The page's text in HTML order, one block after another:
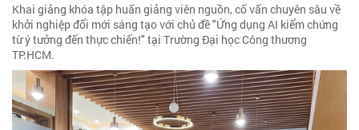
Khai giảng khóa tập huấn giảng viên nguồn, cố vấn chuyên sâu về
khởi nghiệp đổi mới sáng tạo với chủ đề "Ứng dụng AI kiểm chứng
từ ý tưởng đến thực chiến!" tại Trường Đại học Công thương
TP.HCM.